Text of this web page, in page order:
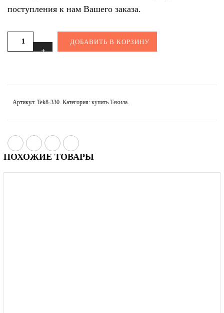
поступления к нам Вашего заказа.
ДОБАВИТЬ В КОРЗИНУ
Артикул: Tek8-330. Категория: купить Текила.
ПОХОЖИЕ ТОВАРЫ